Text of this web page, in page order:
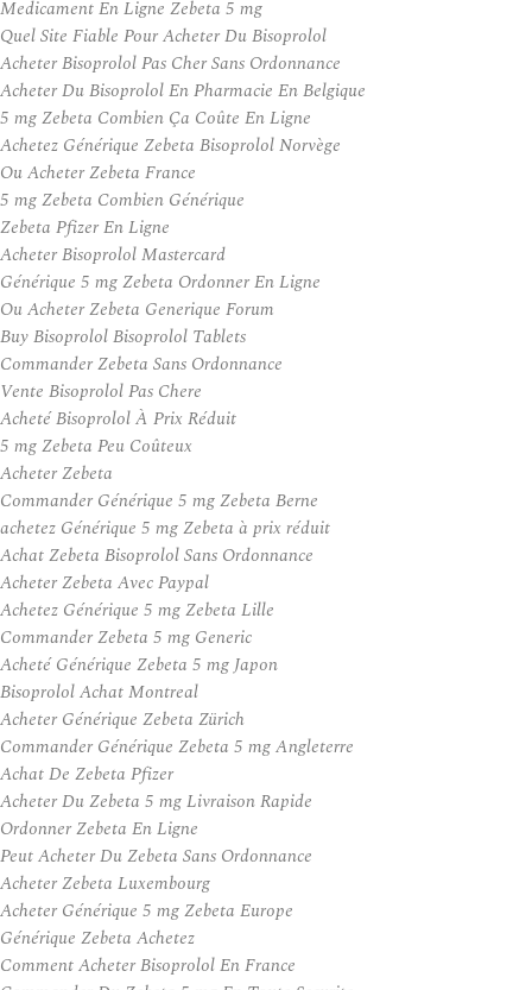
Medicament En Ligne Zebeta 5 mg
Quel Site Fiable Pour Acheter Du Bisoprolol
Acheter Bisoprolol Pas Cher Sans Ordonnance
Acheter Du Bisoprolol En Pharmacie En Belgique
5 mg Zebeta Combien Ça Coûte En Ligne
Achetez Générique Zebeta Bisoprolol Norvège
Ou Acheter Zebeta France
5 mg Zebeta Combien Générique
Zebeta Pfizer En Ligne
Acheter Bisoprolol Mastercard
Générique 5 mg Zebeta Ordonner En Ligne
Ou Acheter Zebeta Generique Forum
Buy Bisoprolol Bisoprolol Tablets
Commander Zebeta Sans Ordonnance
Vente Bisoprolol Pas Chere
Acheté Bisoprolol À Prix Réduit
5 mg Zebeta Peu Coûteux
Acheter Zebeta
Commander Générique 5 mg Zebeta Berne
achetez Générique 5 mg Zebeta à prix réduit
Achat Zebeta Bisoprolol Sans Ordonnance
Acheter Zebeta Avec Paypal
Achetez Générique 5 mg Zebeta Lille
Commander Zebeta 5 mg Generic
Acheté Générique Zebeta 5 mg Japon
Bisoprolol Achat Montreal
Acheter Générique Zebeta Zürich
Commander Générique Zebeta 5 mg Angleterre
Achat De Zebeta Pfizer
Acheter Du Zebeta 5 mg Livraison Rapide
Ordonner Zebeta En Ligne
Peut Acheter Du Zebeta Sans Ordonnance
Acheter Zebeta Luxembourg
Acheter Générique 5 mg Zebeta Europe
Générique Zebeta Achetez
Comment Acheter Bisoprolol En France